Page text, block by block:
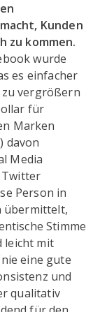
Kunden
zu kommen.
wurde
es einfacher
zu vergrößern
für
Marken
davon
Media
Twitter
Person in
übermittelt,
Stimme
leicht mit
eine gute
und
qualitativ